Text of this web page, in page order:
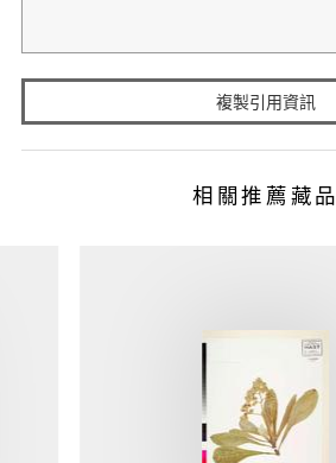
複製引用資訊
相關推薦藏品